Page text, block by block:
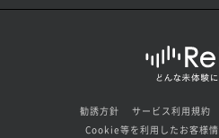
勧誘方針 サービス利用規約
Cookie等を利用したお客様